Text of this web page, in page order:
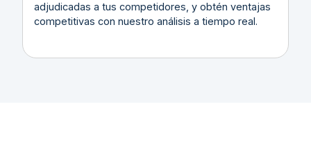
adjudicadas a tus competidores, y obtén ventajas
competitivas con nuestro análisis a tiempo real.